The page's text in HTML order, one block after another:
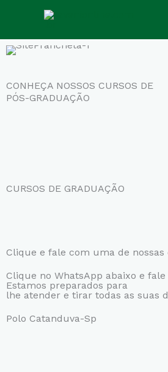
conteúdo
CONHEÇA NOSSOS CURSOS DE
PÓS-GRADUAÇÃO
CURSOS DE GRADUAÇÃO
Clique e fale com uma de nossas
Clique no WhatsApp abaixo e
Estamos preparados para
lhe atender e tirar todas as suas
Polo Catanduva-Sp